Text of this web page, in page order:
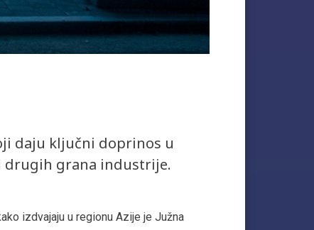
daju ključni doprinos u
drugih grana industrije.
izdvajaju u regionu Azije je Južna